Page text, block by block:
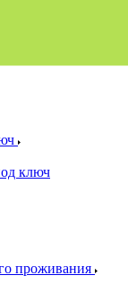
ключ
проживания